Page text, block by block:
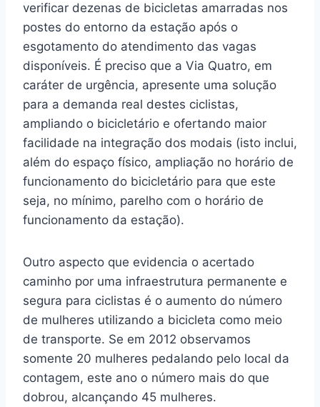
verificar dezenas de bicicletas amarradas nos
postes do entorno da estação após o
esgotamento do atendimento das vagas
disponíveis. É preciso que a Via Quatro, em
caráter de urgência, apresente uma solução
para a demanda real destes ciclistas,
ampliando o bicicletário e ofertando maior
facilidade na integração dos modais (isto inclui,
além do espaço físico, ampliação no horário de
funcionamento do bicicletário para que este
seja, no mínimo, parelho com o horário de
funcionamento da estação).
Outro aspecto que evidencia o acertado
caminho por uma infraestrutura permanente e
segura para ciclistas é o aumento do número
de mulheres utilizando a bicicleta como meio
de transporte. Se em 2012 observamos
somente 20 mulheres pedalando pelo local da
contagem, este ano o número mais do que
dobrou, alcançando 45 mulheres.